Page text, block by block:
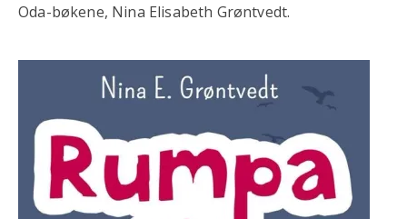
Oda-bøkene, Nina Elisabeth Grøntvedt.